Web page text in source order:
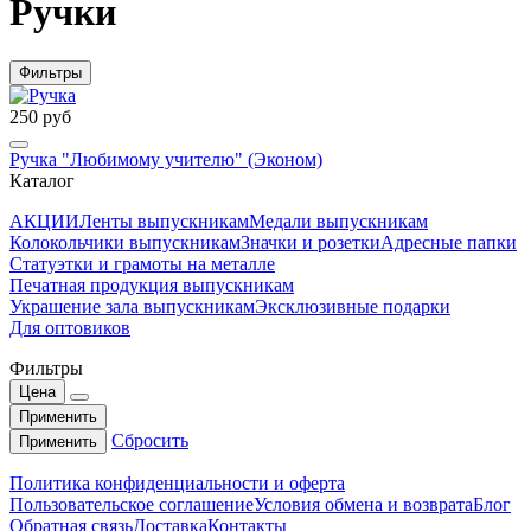
Ручки
Фильтры
250 руб
Ручка "Любимому учителю" (Эконом)
Каталог
АКЦИИЛенты выпускникамМедали выпускникам
Колокольчики выпускникамЗначки и розеткиАдресные папки
Статуэтки и грамоты на металле
Печатная продукция выпускникам
Украшение зала выпускникамЭксклюзивные подарки
Для оптовиков
Фильтры
Цена
Применить
Применить
Сбросить
Политика конфиденциальности и оферта
Пользовательское соглашениеУсловия обмена и возвратаБлог
Обратная связьДоставкаКонтакты